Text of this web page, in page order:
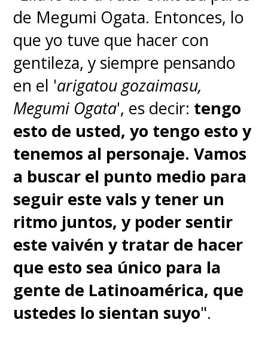
de Megumi Ogata. Entonces, lo
que yo tuve que hacer con
gentileza, y siempre pensando
en el 'arigatou gozaimasu,
Megumi Ogata', es decir: tengo
esto de usted, yo tengo esto y
tenemos al personaje. Vamos
a buscar el punto medio para
seguir este vals y tener un
ritmo juntos, y poder sentir
este vaivén y tratar de hacer
que esto sea único para la
gente de Latinoamérica, que
ustedes lo sientan suyo".